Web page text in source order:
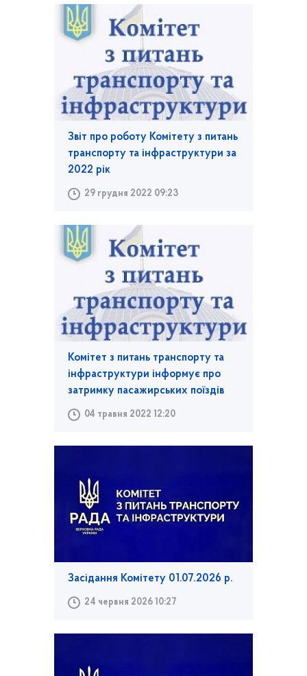
Звіт про роботу Комітету з питань
транспорту та інфраструктури за
2022 рік
29 грудня 2022 09:23
Комітет з питань транспорту та
інфраструктури інформує про
затримку пасажирських поїздів
04 травня 2022 12:20
Засідання Комітету 01.07.2026 р.
24 червня 2026 10:27